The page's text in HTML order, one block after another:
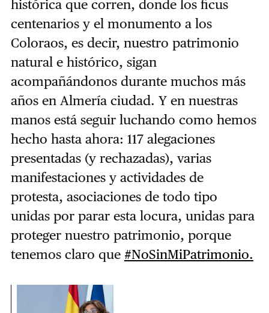
histórica que corren, donde los ficus
centenarios y el monumento a los
Coloraos, es decir, nuestro patrimonio
natural e histórico, sigan
acompañándonos durante muchos más
años en Almería ciudad. Y en nuestras
manos está seguir luchando como hemos
hecho hasta ahora: 117 alegaciones
presentadas (y rechazadas), varias
manifestaciones y actividades de
protesta, asociaciones de todo tipo
unidas por parar esta locura, unidas para
proteger nuestro patrimonio, porque
tenemos claro que #NoSinMiPatrimonio.